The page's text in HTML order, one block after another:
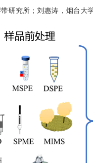
研究所；刘惠涛，烟台大